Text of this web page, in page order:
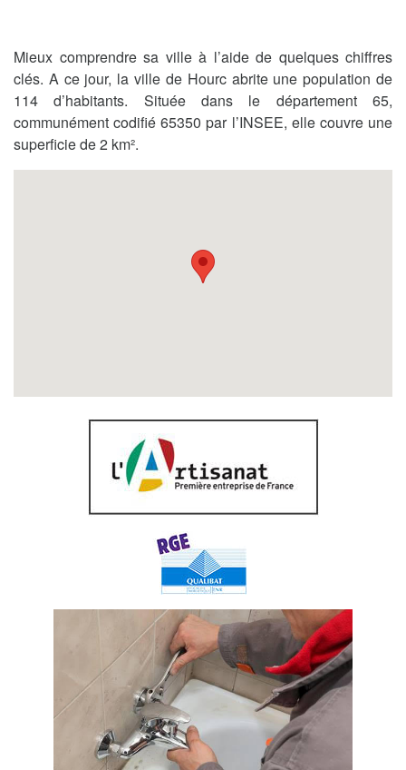
Mieux comprendre sa ville à l’aide de quelques chiffres
clés. A ce jour, la ville de Hourc abrite une population de
114 d’habitants. Située dans le département 65,
communément codifié 65350 par l’INSEE, elle couvre une
superficie de 2 km².